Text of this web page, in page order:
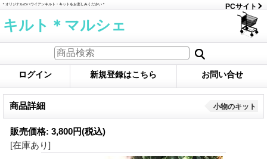
＊オリジナルのハワイアンキルト・キットをお楽しみください＊ PCサイト
キルト＊マルシェ
ログイン 新規登録はこちら お問い合せ
商品詳細 小物のキット
販売価格: 3,800円(税込)
[在庫あり]